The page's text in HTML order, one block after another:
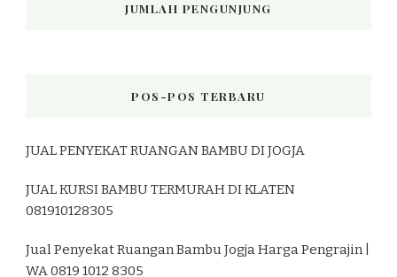
JUMLAH PENGUNJUNG
POS-POS TERBARU
JUAL PENYEKAT RUANGAN BAMBU DI JOGJA
JUAL KURSI BAMBU TERMURAH DI KLATEN
081910128305
Jual Penyekat Ruangan Bambu Jogja Harga Pengrajin |
WA 0819 1012 8305